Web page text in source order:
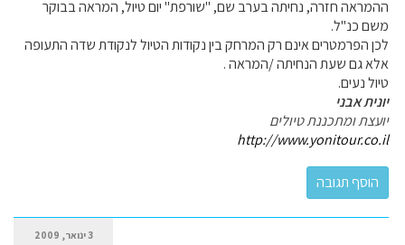
ההמראה חזרה, נחיתה בערב שם, "שורפת" יום טיול, המראה בבוקר
משם כנ"ל.
לכן הפרמטרים אינם רק המרחק בין נקודות הטיול לנקודת שדה התעופה
אלא גם שעת הנחיתה /המראה .
טיול נעים.
יונית אבני
יועצת ומתכננת טיולים
http://www.yonitour.co.il
3 ינואר, 2009